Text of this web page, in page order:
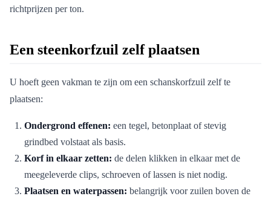
richtprijzen per ton.
Een steenkorfzuil zelf plaatsen
U hoeft geen vakman te zijn om een schanskorfzuil zelf te
plaatsen:
Ondergrond effenen: een tegel, betonplaat of stevig
grindbed volstaat als basis.
Korf in elkaar zetten: de delen klikken in elkaar met de
meegeleverde clips, schroeven of lassen is niet nodig.
Plaatsen en waterpassen: belangrijk voor zuilen boven de